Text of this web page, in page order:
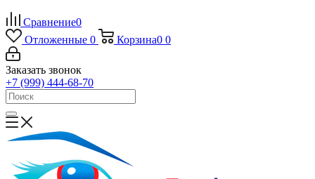
Сравнение0
Отложенные 0 Корзина0 0
Заказать звонок
+7 (999) 444-68-70